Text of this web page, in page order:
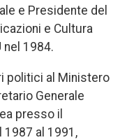
e Presidente del
e Cultura
nel 1984.
politici al Ministero
Generale
presso il
1987 al 1991,